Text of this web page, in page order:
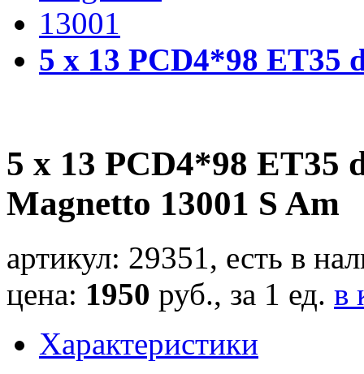
13001
5 x 13 PCD4*98 ET35
5 x 13 PCD4*98 ET35
Magnetto 13001 S Am
артикул: 29351, есть в
цена: 1950 руб., за 1 ед. в
Характеристики